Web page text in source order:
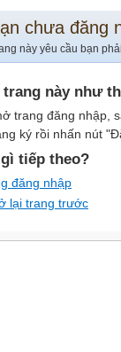
chưa đăng
này yêu cầu bạn
trang này như
trang đăng nhập,
ký rồi nhấn nút
tiếp theo?
đăng nhập
lại trang trước